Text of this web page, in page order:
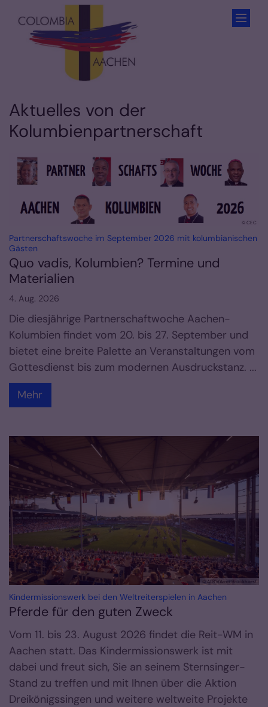
Zum Inhalt springen
Aktuelles von der
Kolumbienpartnerschaft
© CEC
Partnerschaftswoche im September 2026 mit kolumbianischen
Gästen
Quo vadis, Kolumbien? Termine und
Materialien
4. Aug. 2026
Die diesjährige Partnerschaftwoche Aachen-
Kolumbien findet vom 20. bis 27. September und
bietet eine breite Palette an Veranstaltungen vom
Gottesdienst bis zum modernen Ausdruckstanz. ...
Mehr
© ALRV/Arnd Brockhorst
Kindermissionswerk bei den Weltreiterspielen in Aachen
Pferde für den guten Zweck
Vom 11. bis 23. August 2026 findet die Reit-WM in
Aachen statt. Das Kindermissionswerk ist mit
dabei und freut sich, Sie an seinem Sternsinger-
Stand zu treffen und mit Ihnen über die Aktion
Dreikönigssingen und weitere weltweite Projekte